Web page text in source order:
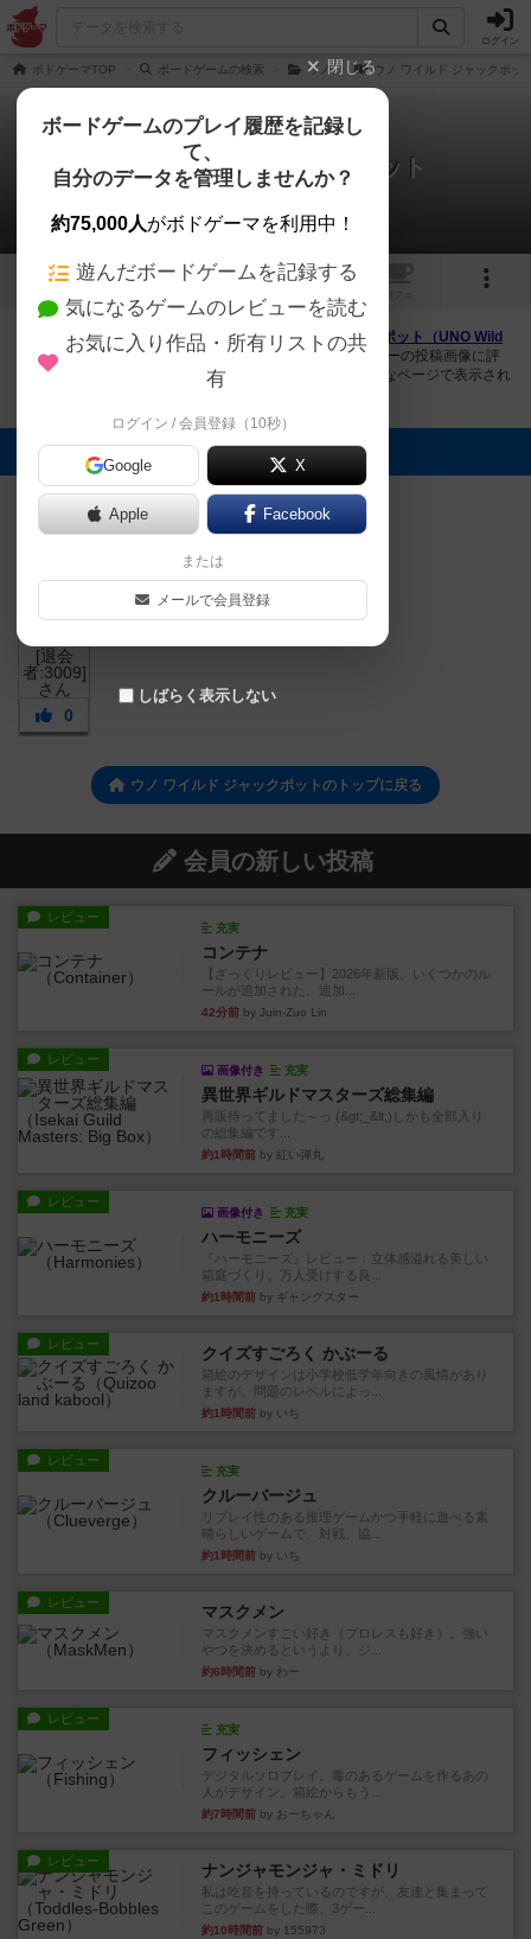
ログイン
ボドゲーマTOP ボードゲームの検索 ウノ ウノ ワイルド ジャックポッ
ウノ ワイルド ジャックポット
1件の画像
1
ボドゲーマにログインすると、 「ウノ ワイルド ジャックポット（UNO Wild
Jackpot）」の画像をアップロード出来たり、他のユーザーの投稿画像に評
価を付けることができます。また、トップ6の画像は様々なページで表示され
トップに表示される画像
[退会者:3009]
0
ウノ ワイルド ジャックポットのトップに戻る
会員の新しい投稿
レビュー
充実
コンテナ
【ざっくりレビュー】2026年新版、いくつかのル
ールが追加された。追加...
42分前 by Juin-Zuo Lin
レビュー
画像付き 充実
異世界ギルドマスターズ総集編
再販待ってました～っ (&gt;_&lt;)しかも全部入り
の総集編です...
約1時間前 by 紅い弾丸
レビュー
画像付き 充実
ハーモニーズ
『ハーモニーズ』レビュー：立体感溢れる美しい
箱庭づくり。万人受けする良...
約1時間前 by ギャングスター
レビュー クイズすごろく かぶーる
箱絵のデザインは小学校低学年向きの風情があり
ますが、問題のレベルによっ...
約1時間前 by いち
レビュー
充実
クルーバージュ
リプレイ性のある推理ゲームかつ手軽に遊べる素
晴らしいゲームで、対戦、協...
約1時間前 by いち
レビュー マスクメン
マスクメンすごい好き（プロレスも好き）。強い
やつを決めるというより、ジ...
約6時間前 by わー
レビュー
充実
フィッシェン
デジタルソロプレイ。毒のあるゲームを作るあの
人がデザイン。箱絵からもう...
約7時間前 by おーちゃん
レビュー ナンジャモンジャ・ミドリ
私は吃音を持っているのですが、友達と集まって
このゲームをした際、3ゲー...
約10時間前 by 155973
閉じる
ボードゲームのプレイ履歴を記録し
て、
自分のデータを管理しませんか？
約75,000人がボドゲーマを利用中！
遊んだボードゲームを記録する
気になるゲームのレビューを読む
お気に入り作品・所有リストの共
有
ログイン / 会員登録（10秒）
Google X
Apple Facebook
または
メールで会員登録
しばらく表示しない